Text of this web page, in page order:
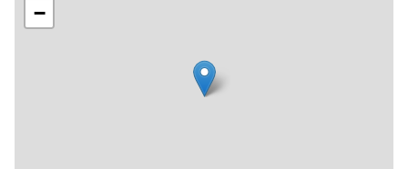
−